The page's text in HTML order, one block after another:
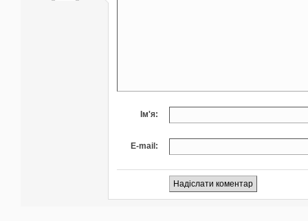
Ім'я:
E-mail: